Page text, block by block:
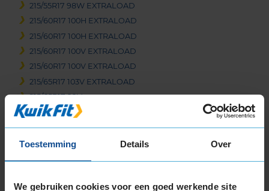
Toestemming Details Over
We gebruiken cookies voor een goed werkende site
215/55R17 98W EXTRALOAD
215/60R17 100H EXTRALOAD
215/60R17 100H EXTRALOAD
215/60R17 100V EXTRALOAD
215/60R17 100V EXTRALOAD
215/65R17 103V EXTRALOAD
215/65R17 99V
215/65R17 99V EXTRALOAD
225/45R17 94W EXTRALOAD
225/45R17 94W EXTRALOAD RUNFLAT
225/55R17 101W EXTRALOAD